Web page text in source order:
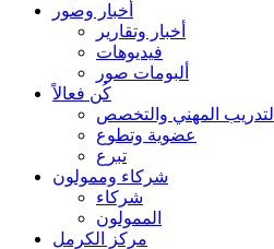
أخبار وصور
أخبار وتقارير
فيديوهات
ألبومات صور
كُن فعالاً
التدريب المهني والتخصص
عضوية وتطوع
تبرع
شركاء وممولون
شركاء
الممولون
مركز الكرمل